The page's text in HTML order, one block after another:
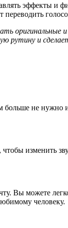
эффекты и
переводить
оригинальные
рутину и
не нужно
изменить
Вы можете
человеку.